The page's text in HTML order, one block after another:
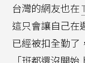
台灣的網友也在
這只會讓自己在
已經被扣全勤了
「班都還沒開